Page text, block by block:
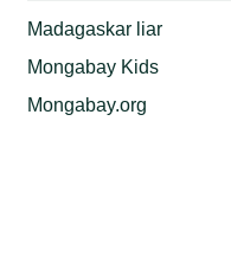
Madagaskar liar
Mongabay Kids
Mongabay.org